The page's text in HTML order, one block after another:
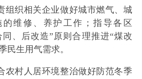
组织相关企业做好城市燃气、城
维修、养护工作；指导各区
同、后改造”原则合理推进“煤改
民生用气需求。
农村人居环境整治做好防范冬季